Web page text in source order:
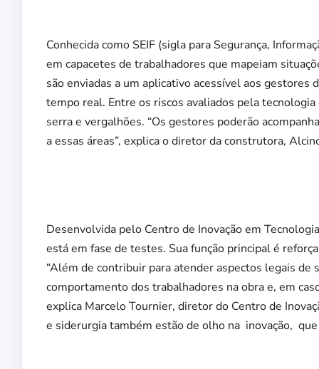
Conhecida como SEIF (sigla para Segurança,
em capacetes de trabalhadores que mapeiam
são enviadas a um aplicativo acessível aos gestores
tempo real. Entre os riscos avaliados pela
serra e vergalhões. “Os gestores poderão
a essas áreas”, explica o diretor da construtora,
Desenvolvida pelo Centro de Inovação em
está em fase de testes. Sua função principal é
“Além de contribuir para atender aspectos legais de
comportamento dos trabalhadores na obra e, em
explica Marcelo Tournier, diretor do Centro de
e siderurgia também estão de olho na inovação,